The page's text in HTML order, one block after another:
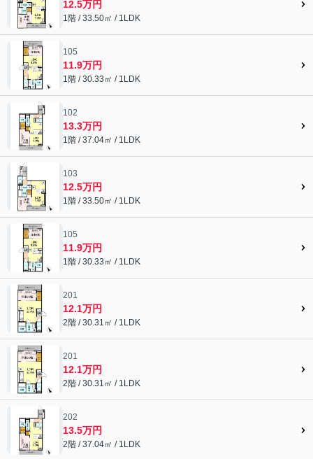
12.5万円
1階 / 33.50㎡ / 1LDK
105
11.9万円
1階 / 30.33㎡ / 1LDK
102
13.3万円
1階 / 37.04㎡ / 1LDK
103
12.5万円
1階 / 33.50㎡ / 1LDK
105
11.9万円
1階 / 30.33㎡ / 1LDK
201
12.1万円
2階 / 30.31㎡ / 1LDK
201
12.1万円
2階 / 30.31㎡ / 1LDK
202
13.5万円
2階 / 37.04㎡ / 1LDK